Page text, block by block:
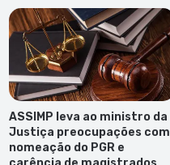
ASSIMP leva ao ministro da
Justiça preocupações com
nomeação do PGR e